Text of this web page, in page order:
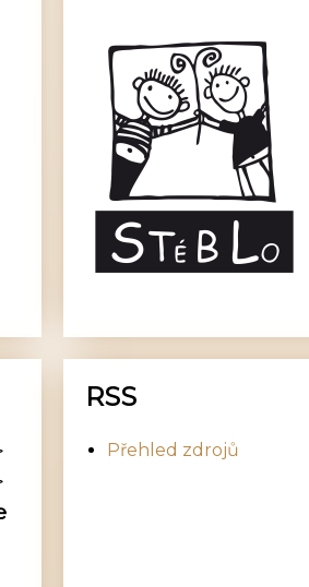
RSS
Přehled zdrojů